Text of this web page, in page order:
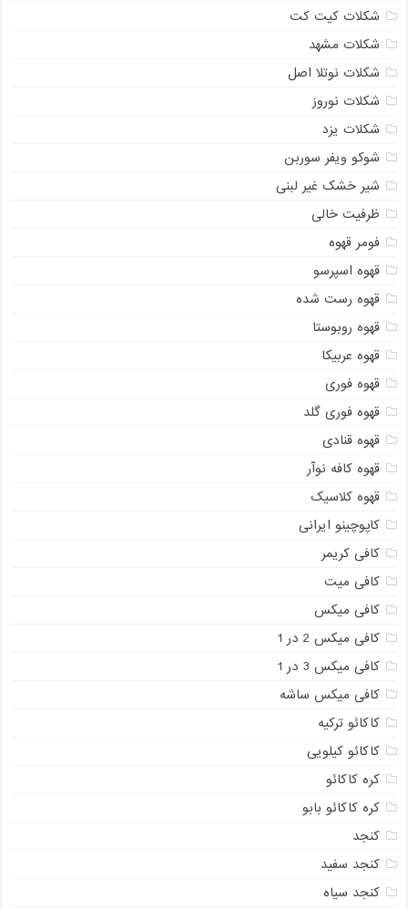
شکلات کیت کت
شکلات مشهد
شکلات نوتلا اصل
شکلات نوروز
شکلات یزد
شوکو ویفر سوربن
شیر خشک غیر لبنی
ظرفیت خالی
فومر قهوه
قهوه اسپرسو
قهوه رست شده
قهوه روبوستا
قهوه عربیکا
قهوه فوری
قهوه فوری گلد
قهوه قنادی
قهوه کافه نوآر
قهوه کلاسیک
کاپوچینو ایرانی
کافی کریمر
کافی میت
کافی میکس
کافی میکس 2 در 1
کافی میکس 3 در 1
کافی میکس ساشه
کاکائو ترکیه
کاکائو کیلویی
کره کاکائو
کره کاکائو بابو
کنجد
کنجد سفید
کنجد سیاه